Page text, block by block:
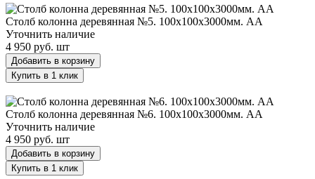
Столб колонна деревянная №5. 100х100х3000мм. АА
Уточнить наличие
4 950 руб. шт
Добавить в корзину
Купить в 1 клик
Столб колонна деревянная №6. 100х100х3000мм. АА
Уточнить наличие
4 950 руб. шт
Добавить в корзину
Купить в 1 клик